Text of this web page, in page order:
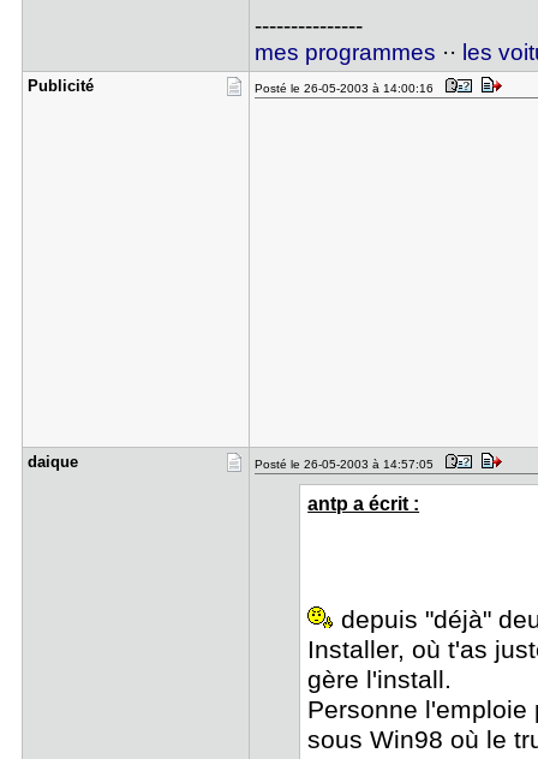
---------------
mes programmes ·· les
Publicité Posté le 26-05-2003 à 14:00:16
daique Posté le 26-05-2003 à 14:57:05
antp a écrit :
depuis "déjà"
Installer, où t'as
gère l'install.
Personne l'emploie
sous Win98 où le